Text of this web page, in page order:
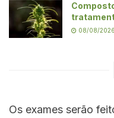
08/08/2026
Os exames serão